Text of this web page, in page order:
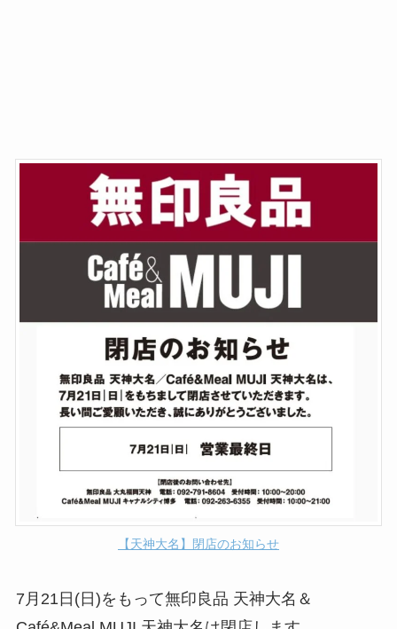
【天神大名】閉店のお知らせ
7月21日(日)をもって無印良品 天神大名＆